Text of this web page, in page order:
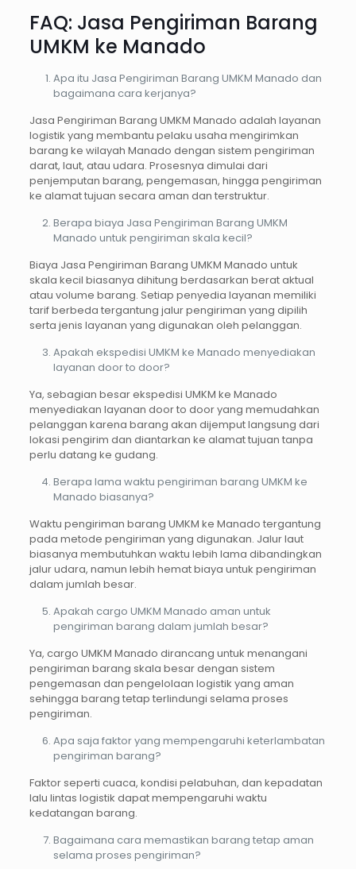
FAQ: Jasa Pengiriman Barang
UMKM ke Manado
Apa itu Jasa Pengiriman Barang UMKM Manado dan
bagaimana cara kerjanya?
Jasa Pengiriman Barang UMKM Manado adalah layanan
logistik yang membantu pelaku usaha mengirimkan
barang ke wilayah Manado dengan sistem pengiriman
darat, laut, atau udara. Prosesnya dimulai dari
penjemputan barang, pengemasan, hingga pengiriman
ke alamat tujuan secara aman dan terstruktur.
Berapa biaya Jasa Pengiriman Barang UMKM
Manado untuk pengiriman skala kecil?
Biaya Jasa Pengiriman Barang UMKM Manado untuk
skala kecil biasanya dihitung berdasarkan berat aktual
atau volume barang. Setiap penyedia layanan memiliki
tarif berbeda tergantung jalur pengiriman yang dipilih
serta jenis layanan yang digunakan oleh pelanggan.
Apakah ekspedisi UMKM ke Manado menyediakan
layanan door to door?
Ya, sebagian besar ekspedisi UMKM ke Manado
menyediakan layanan door to door yang memudahkan
pelanggan karena barang akan dijemput langsung dari
lokasi pengirim dan diantarkan ke alamat tujuan tanpa
perlu datang ke gudang.
Berapa lama waktu pengiriman barang UMKM ke
Manado biasanya?
Waktu pengiriman barang UMKM ke Manado tergantung
pada metode pengiriman yang digunakan. Jalur laut
biasanya membutuhkan waktu lebih lama dibandingkan
jalur udara, namun lebih hemat biaya untuk pengiriman
dalam jumlah besar.
Apakah cargo UMKM Manado aman untuk
pengiriman barang dalam jumlah besar?
Ya, cargo UMKM Manado dirancang untuk menangani
pengiriman barang skala besar dengan sistem
pengemasan dan pengelolaan logistik yang aman
sehingga barang tetap terlindungi selama proses
pengiriman.
Apa saja faktor yang mempengaruhi keterlambatan
pengiriman barang?
Faktor seperti cuaca, kondisi pelabuhan, dan kepadatan
lalu lintas logistik dapat mempengaruhi waktu
kedatangan barang.
Bagaimana cara memastikan barang tetap aman
selama proses pengiriman?